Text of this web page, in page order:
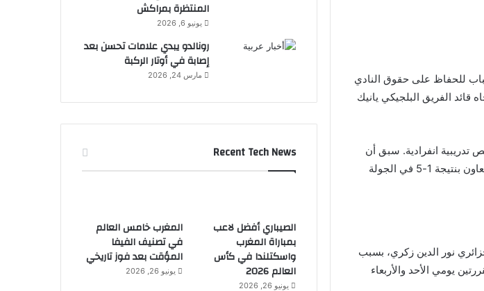
للحفاظ على حقوق النادي
قائد الفريق البلجيكي يانيك
تدريبية انفرادية. سبق أن
عاقبته الإدارة بالإيقاف لمدة سبعة أيام عقب الأحداث التي تلت الخسارة الثقيلة أمام التعاون بنتيجة 1-5 في الجولة
نور الدين زكري، بسبب
يومي الأحد والأربعاء
المنتظرة بمراكش
يونيو 6, 2026
رونالدو يبدي علامات تحسن بعد
إصابة في أوتار الركبة
مارس 24, 2026
Recent Tech News
الصيباري أفضل لاعب
بمباراة المغرب
واسكتلندا في كأس
العالم 2026
يونيو 26, 2026
المغرب خامس العالم
في تصنيف الفيفا
المؤقت بعد فوز تاريخي
يونيو 26, 2026